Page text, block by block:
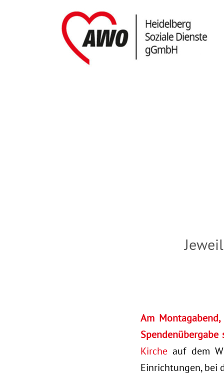
Am
Spendenübergabe
Kirche auf dem
Einrichtungen, bei